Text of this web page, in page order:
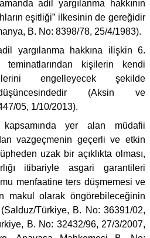
adil yargılanma hakkının
eşitliği” ilkesinin de gereğidir
B. No: 8398/78, 25/4/1983).
yargılanma hakkına ilişkin 6.
kişilerin kendi
engelleyecek şekilde
düşüncesindedir (Aksin ve
05, 1/10/2013).
yer alan müdafii
vazgeçmenin geçerli ve etkin
uzak bir açıklıkta olması,
itibariyle asgari garantileri
menfaatine ters düşmemesi ve
makul olarak öngörebileceğinin
Türkiye, B. No: 36391/02,
B. No: 32432/96, 27/3/2007,